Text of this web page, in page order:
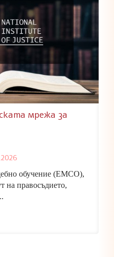
мрежа за
обучение (ЕМСО),
на правосъдието,